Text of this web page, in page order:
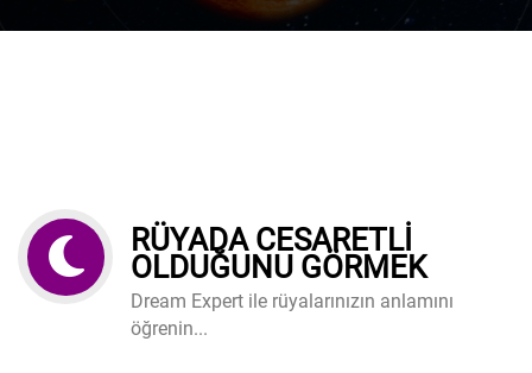
RÜYADA CESARETLI
OLDUĞUNU GÖRMEK
Dream Expert ile rüyalarınızın anlamını
öğrenin...